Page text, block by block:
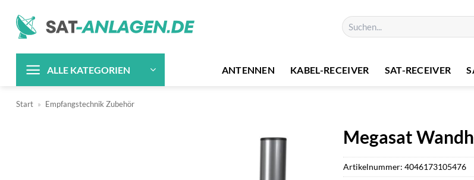
Inhalt
springen
Suchen
nach:
ALLE KATEGORIEN ANTENNEN KABEL-RECEIVER SAT-RECEIVER
Start » Empfangstechnik Zubehör
Megasat
Artikelnummer: 4046173105476